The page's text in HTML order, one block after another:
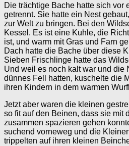
Die trächtige Bache hatte sich vor
getrennt. Sie hatte ein Nest
zur Welt zu bringen. Bei den
Kessel. Es ist eine Kuhle, die
ist, und warm mit Gras und Farn
Dach hatte die Bache über diese
Sieben Frischlinge hatte das
Und weil es noch kalt war und die
dünnes Fell hatten, kuschelte die
ihren Kindern in dem warmen
Jetzt aber waren die kleinen
so fit auf den Beinen, dass sie mit
zusammen spazieren gehen
suchend vorneweg und die
trippelten auf ihren kleinen